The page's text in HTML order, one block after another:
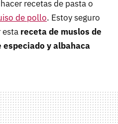
recetas de pasta o
de pollo. Estoy seguro
esta receta de muslos de
y albahaca